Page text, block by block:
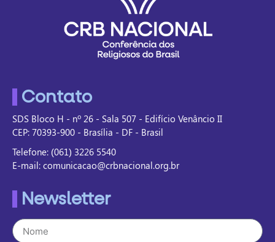
Contato
SDS Bloco H - nº 26 - Sala 507 - Edifício Venâncio II
CEP: 70393-900 - Brasília - DF - Brasil
Telefone: (061) 3226 5540
E-mail: comunicacao@crbnacional.org.br
Newsletter